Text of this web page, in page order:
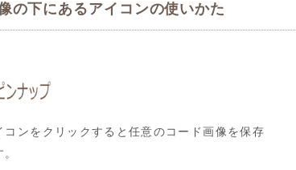
の下にあるアイコンの使いかた
コンをクリックすると任意のコード画像を保存